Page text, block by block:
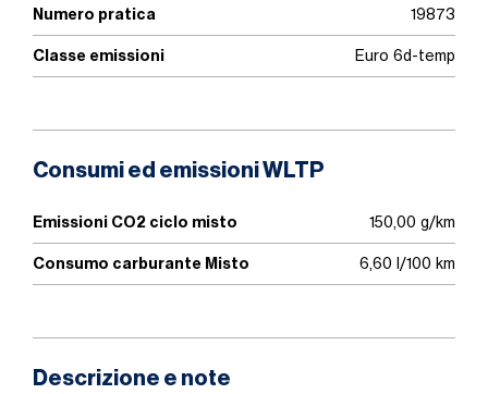
Numero pratica 19873
Classe emissioni Euro 6d-temp
Consumi ed emissioni WLTP
Emissioni CO2 ciclo misto 150,00 g/km
Consumo carburante Misto 6,60 l/100 km
Descrizione e note